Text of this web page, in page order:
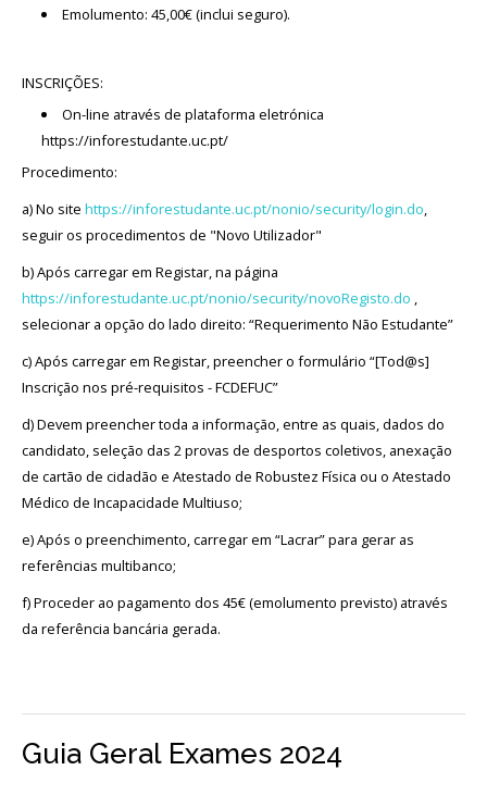
Emolumento: 45,00€ (inclui seguro).
INSCRIÇÕES:
On-line através de plataforma eletrónica
https://inforestudante.uc.pt/
Procedimento:
a) No site https://inforestudante.uc.pt/nonio/security/login.do,
seguir os procedimentos de "Novo Utilizador"
b) Após carregar em Registar, na página
https://inforestudante.uc.pt/nonio/security/novoRegisto.do ,
selecionar a opção do lado direito: “Requerimento Não Estudante”
c) Após carregar em Registar, preencher o formulário “[Tod@s]
Inscrição nos pré-requisitos - FCDEFUC”
d) Devem preencher toda a informação, entre as quais, dados do
candidato, seleção das 2 provas de desportos coletivos, anexação
de cartão de cidadão e Atestado de Robustez Física ou o Atestado
Médico de Incapacidade Multiuso;
e) Após o preenchimento, carregar em “Lacrar” para gerar as
referências multibanco;
f) Proceder ao pagamento dos 45€ (emolumento previsto) através
da referência bancária gerada.
Guia Geral Exames 2024